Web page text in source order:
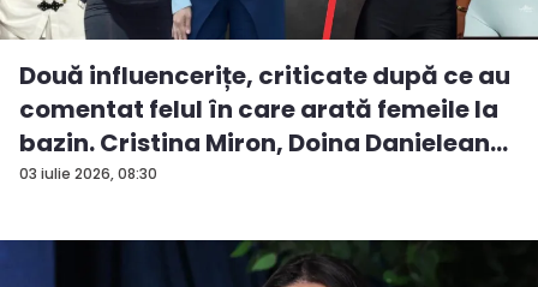
03 iulie 2026, 08:30
Două influencerițe, criticate după ce au
comentat felul în care arată femeile la
bazin. Cristina Miron, Doina Danielean
ș...